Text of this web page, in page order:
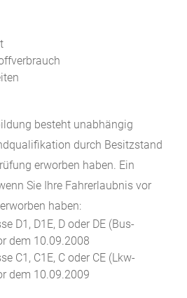
besteht unabhängig
durch Besitzstand
erworben haben. Ein
Sie Ihre Fahrer laubnis vor
haben:
D1, D1E, D oder DE (Bus-
dem 10.09.2008
C1, C1E, C oder CE (Lkw-
dem 10.09.2009